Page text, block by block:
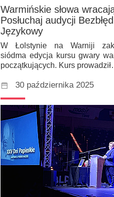
Warmińskie słowa
Posłuchaj audycji
Językowy
W Łolstynie na Warniji
siódma edycja kursu gwary
początkujących. Kurs
30 października 2025